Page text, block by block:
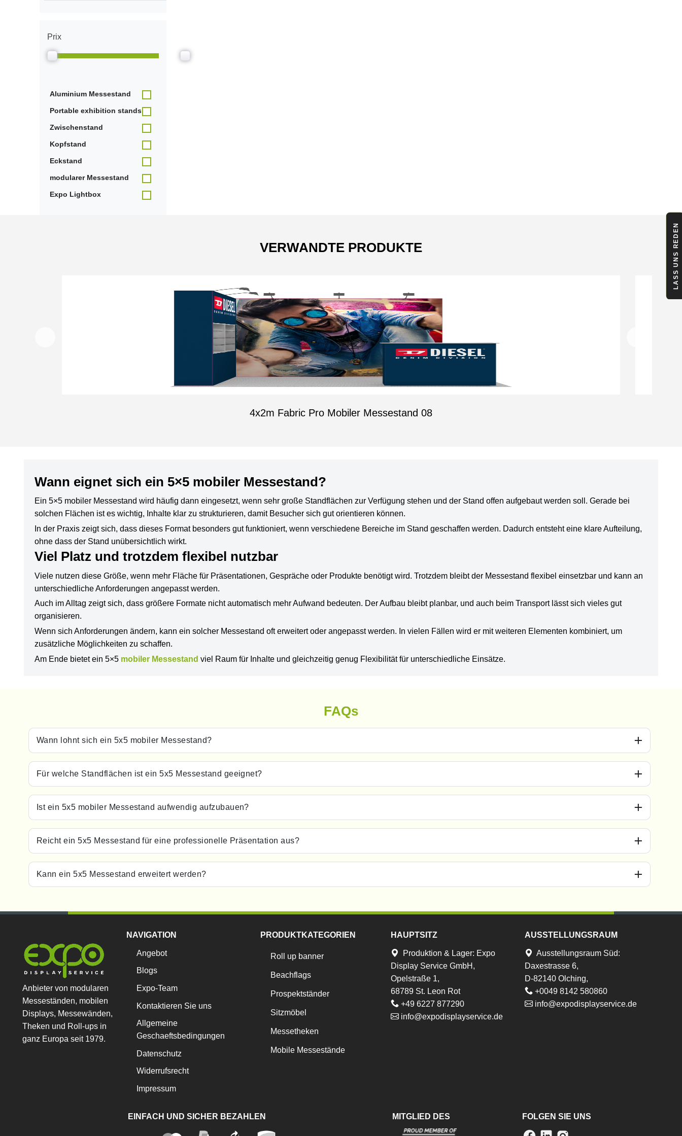
Prix
Aluminium Messestand
Portable exhibition stands
Zwischenstand
Kopfstand
Eckstand
modularer Messestand
Expo Lightbox
VERWANDTE PRODUKTE
4x2m Fabric Pro Mobiler Messestand 08
Wann eignet sich ein 5×5 mobiler Messestand?
Ein 5×5 mobiler Messestand wird häufig dann eingesetzt, wenn sehr große Standflächen zur Verfügung stehen und der Stand offen aufgebaut werden soll. Gerade bei
solchen Flächen ist es wichtig, Inhalte klar zu strukturieren, damit Besucher sich gut orientieren können.
In der Praxis zeigt sich, dass dieses Format besonders gut funktioniert, wenn verschiedene Bereiche im Stand geschaffen werden. Dadurch entsteht eine klare Aufteilung,
ohne dass der Stand unübersichtlich wirkt.
Viel Platz und trotzdem flexibel nutzbar
Viele nutzen diese Größe, wenn mehr Fläche für Präsentationen, Gespräche oder Produkte benötigt wird. Trotzdem bleibt der Messestand flexibel einsetzbar und kann an
unterschiedliche Anforderungen angepasst werden.
Auch im Alltag zeigt sich, dass größere Formate nicht automatisch mehr Aufwand bedeuten. Der Aufbau bleibt planbar, und auch beim Transport lässt sich vieles gut
organisieren.
Wenn sich Anforderungen ändern, kann ein solcher Messestand oft erweitert oder angepasst werden. In vielen Fällen wird er mit weiteren Elementen kombiniert, um
zusätzliche Möglichkeiten zu schaffen.
Am Ende bietet ein 5×5 mobiler Messestand viel Raum für Inhalte und gleichzeitig genug Flexibilität für unterschiedliche Einsätze.
FAQs
Wann lohnt sich ein 5x5 mobiler Messestand?
Für welche Standflächen ist ein 5x5 Messestand geeignet?
Ist ein 5x5 mobiler Messestand aufwendig aufzubauen?
Reicht ein 5x5 Messestand für eine professionelle Präsentation aus?
Kann ein 5x5 Messestand erweitert werden?
LASS UNS REDEN
Anbieter von modularen
Messeständen, mobilen
Displays, Messewänden,
Theken und Roll-ups in
ganz Europa seit 1979.
NAVIGATION
Angebot
Blogs
Expo-Team
Kontaktieren Sie uns
Allgemeine
Geschaeftsbedingungen
Datenschutz
Widerrufsrecht
Impressum
PRODUKTKATEGORIEN
Roll up banner
Beachflags
Prospektständer
Sitzmöbel
Messetheken
Mobile Messestände
HAUPTSITZ
Produktion & Lager: Expo
Display Service GmbH,
Opelstraße 1,
68789 St. Leon Rot
+49 6227 877290
info@expodisplayservice.de
AUSSTELLUNGSRAUM
Ausstellungsraum Süd:
Daxestrasse 6,
D-82140 Olching,
+0049 8142 580860
info@expodisplayservice.de
EINFACH UND SICHER BEZAHLEN MITGLIED DES FOLGEN SIE UNS